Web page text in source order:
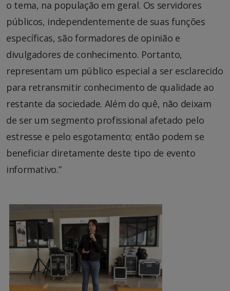
o tema, na população em geral. Os servidores
públicos, independentemente de suas funções
específicas, são formadores de opinião e
divulgadores de conhecimento. Portanto,
representam um público especial a ser esclarecido
para retransmitir conhecimento de qualidade ao
restante da sociedade. Além do quê, não deixam
de ser um segmento profissional afetado pelo
estresse e pelo esgotamento; então podem se
beneficiar diretamente deste tipo de evento
informativo.”